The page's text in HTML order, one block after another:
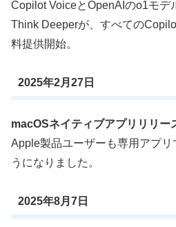
Copilot VoiceとOpenAIのo1モデ
Think Deeperが、すべての
料提供開始。
2025年2月27日
macOSネイティブアプリリリー
Apple製品ユーザーも専用アプ
うになりました。
2025年8月7日